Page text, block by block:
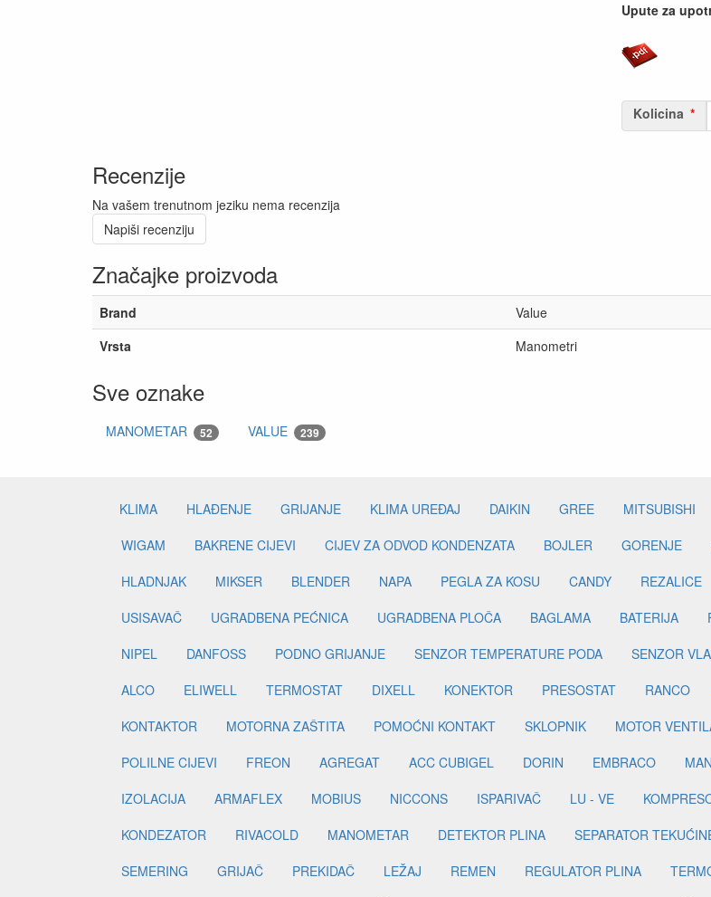
Upute za
Kolicina
Recenzije
Na vašem trenutnom jeziku nema recenzija
Napiši recenziju
Značajke proizvoda
Brand
Value
Vrsta
Manometri
Sve oznake
MANOMETAR 52 VALUE 239
KLIMA HLAĐENJE GRIJANJE KLIMA UREĐAJ DAIKIN GREE MITSUBISHI
WIGAM
BAKRENE CIJEVI CIJEV ZA ODVOD KONDENZATA BOJLER GORENJE
HLADNJAK
MIKSER BLENDER NAPA PEGLA ZA KOSU CANDY REZALICE
USISAVAČ
UGRADBENA PEĆNICA UGRADBENA PLOČA BAGLAMA BATERIJA
NIPEL
DANFOSS PODNO GRIJANJE SENZOR TEMPERATURE PODA SENZOR
ALCO
ELIWELL TERMOSTAT DIXELL KONEKTOR PRESOSTAT RANCO
KONTAKTOR
MOTORNA ZAŠTITA POMOĆNI KONTAKT SKLOPNIK MOTOR
POLILNE CIJEVI
FREON AGREGAT ACC CUBIGEL DORIN EMBRACO
IZOLACIJA
ARMAFLEX MOBIUS NICCONS ISPARIVAČ LU - VE
KONDEZATOR
RIVACOLD MANOMETAR DETEKTOR PLINA SEPARATOR
SEMERING
GRIJAČ PREKIDAČ LEŽAJ REMEN REGULATOR PLINA